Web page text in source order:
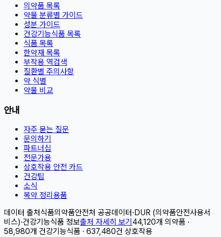
의약품 목록
약물 분류별 가이드
성분 가이드
건강기능식품 목록
식품 목록
한약재 목록
부작용 역검색
질환별 주의사항
약 식별
약물 비교
안내
자주 묻는 질문
문의하기
파트너십
전문가용
상호작용 안전 카드
건강팁
소식
복약 정리용품
데이터 출처 식품의약품안전처 공공데이터 · DUR (의약품안전사용서
비스)·건강기능식품 정보출처 자세히 보기 44,120개 의약품 ·
58,980개 건강기능식품 · 637,480건 상호작용